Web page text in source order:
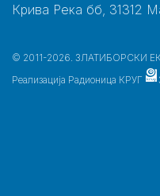
Крива Река бб, 31312
© 2011-2026. ЗЛАТИБОРСКИ
Реализација Радионица КРУГ